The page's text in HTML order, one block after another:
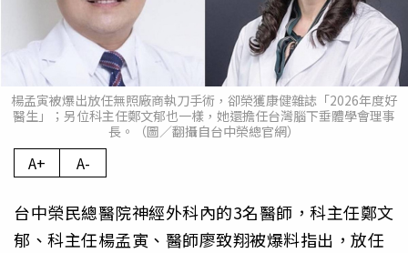
楊孟寅被爆出放任無照廠商執刀手術，卻榮獲康健雜誌「2026年度好
醫生」；另位科主任鄭文郁也一樣，她還擔任台灣腦下垂體學會理事
長。（圖／翻攝自台中榮總官網）
A+ A-
台中榮民總醫院神經外科內的3名醫師，科主任鄭文
郁、科主任楊孟寅、醫師廖致翔被爆料指出，放任